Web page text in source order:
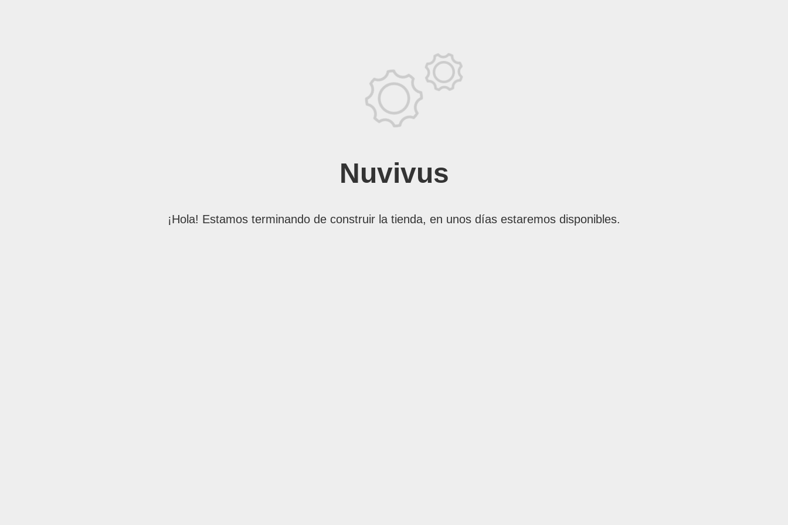
Nuvivus
¡Hola! Estamos terminando de construir la tienda, en unos días estaremos disponibles.